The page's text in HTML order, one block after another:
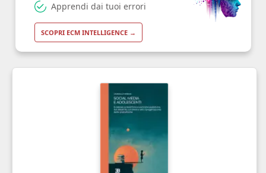
Apprendi dai tuoi errori
SCOPRI ECM INTELLIGENCE →